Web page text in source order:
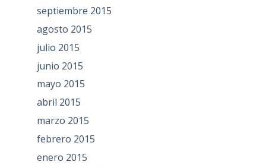
septiembre 2015
agosto 2015
julio 2015
junio 2015
mayo 2015
abril 2015
marzo 2015
febrero 2015
enero 2015